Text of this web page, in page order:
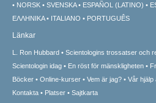
NORSK
SVENSKA ESPAÑOL (LATINO)
ΕΛΛΗΝΙΚA
ITALIANO PORTUGUÊS
Länkar
L. Ron Hubbard Scientologins trossatser och
Scientologin idag
En röst för mänskligheten
Böcker
Online-kurser Vem är jag? Vår hjälp
Kontakta
Platser Sajtkarta